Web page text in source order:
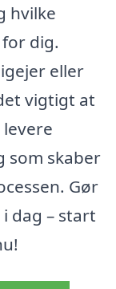
hvilke
dig.
eller
vigtigt at
som skaber
Gør
dag – start